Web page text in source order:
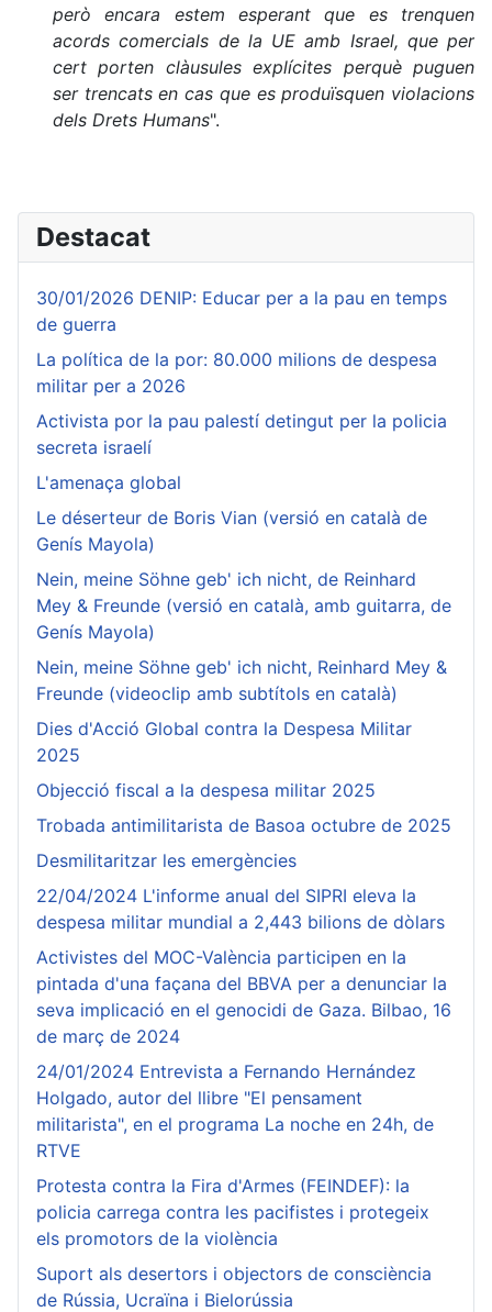
però encara estem esperant que es trenquen
acords comercials de la UE amb Israel, que per
cert porten clàusules explícites perquè puguen
ser trencats en cas que es produïsquen violacions
dels Drets Humans".
Destacat
30/01/2026 DENIP: Educar per a la pau en temps
de guerra
La política de la por: 80.000 milions de despesa
militar per a 2026
Activista por la pau palestí detingut per la policia
secreta israelí
L'amenaça global
Le déserteur de Boris Vian (versió en català de
Genís Mayola)
Nein, meine Söhne geb' ich nicht, de Reinhard
Mey & Freunde (versió en català, amb guitarra, de
Genís Mayola)
Nein, meine Söhne geb' ich nicht, Reinhard Mey &
Freunde (videoclip amb subtítols en català)
Dies d'Acció Global contra la Despesa Militar
2025
Objecció fiscal a la despesa militar 2025
Trobada antimilitarista de Basoa octubre de 2025
Desmilitaritzar les emergències
22/04/2024 L'informe anual del SIPRI eleva la
despesa militar mundial a 2,443 bilions de dòlars
Activistes del MOC-València participen en la
pintada d'una façana del BBVA per a denunciar la
seva implicació en el genocidi de Gaza. Bilbao, 16
de març de 2024
24/01/2024 Entrevista a Fernando Hernández
Holgado, autor del llibre "El pensament
militarista", en el programa La noche en 24h, de
RTVE
Protesta contra la Fira d'Armes (FEINDEF): la
policia carrega contra les pacifistes i protegeix
els promotors de la violència
Suport als desertors i objectors de consciència
de Rússia, Ucraïna i Bielorússia